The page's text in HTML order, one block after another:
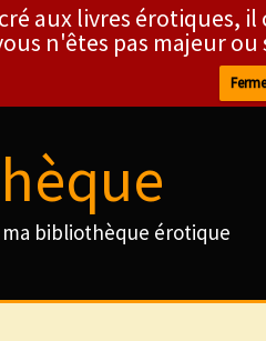
aux livres érotiques,
n'êtes pas majeur
bibliothèque érotique